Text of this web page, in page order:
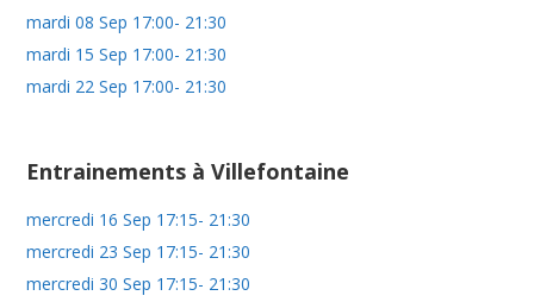
mardi 08 Sep 17:00- 21:30
mardi 15 Sep 17:00- 21:30
mardi 22 Sep 17:00- 21:30
Entrainements à Villefontaine
mercredi 16 Sep 17:15- 21:30
mercredi 23 Sep 17:15- 21:30
mercredi 30 Sep 17:15- 21:30